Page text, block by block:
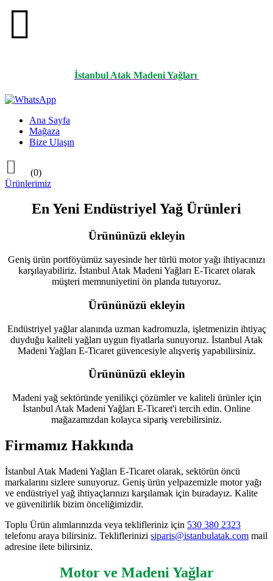

İstanbul Atak Madeni Yağları
Ana Sayfa
Mağaza
Bize Ulaşın

(0)
Ürünlerimiz
En Yeni Endüstriyel Yağ Ürünleri
Ürününüzü ekleyin
Geniş ürün portföyümüz sayesinde her türlü motor yağı ihtiyacınızı
karşılayabiliriz. İstanbul Atak Madeni Yağları E-Ticaret olarak
müşteri memnuniyetini ön planda tutuyoruz.
Ürününüzü ekleyin
Endüstriyel yağlar alanında uzman kadromuzla, işletmenizin ihtiyaç
duyduğu kaliteli yağları uygun fiyatlarla sunuyoruz. İstanbul Atak
Madeni Yağları E-Ticaret güvencesiyle alışveriş yapabilirsiniz.
Ürününüzü ekleyin
Madeni yağ sektöründe yenilikçi çözümler ve kaliteli ürünler için
İstanbul Atak Madeni Yağları E-Ticaret'i tercih edin. Online
mağazamızdan kolayca sipariş verebilirsiniz.
Firmamız Hakkında
İstanbul Atak Madeni Yağları E-Ticaret olarak, sektörün öncü
markalarını sizlere sunuyoruz. Geniş ürün yelpazemizle motor yağı
ve endüstriyel yağ ihtiyaçlarınızı karşılamak için buradayız. Kalite
ve güvenilirlik bizim önceliğimizdir.
Toplu Ürün alımlarınızda veya teklifleriniz için 530 380 2323
telefonu araya bilirsiniz. Tekliflerinizi siparis@istanbulatak.com mail
adresine ilete bilirsiniz.
Motor ve Madeni Yağlar